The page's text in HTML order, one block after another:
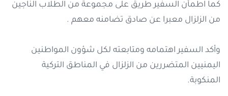
كما اطمأن السفير طريق على مجموعة من الطلاب الناجين
من الزلزال معبرا عن صادق تضامنه معهم .
وأكد السفير اهتمامه ومتابعته لكل شؤون المواطنين
اليمنيين المتضررين من الزلزال في المناطق التركية
المنكوبة.